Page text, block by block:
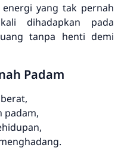
yang tak pernah
dihadapkan pada
tanpa henti demi
Padam
padam,